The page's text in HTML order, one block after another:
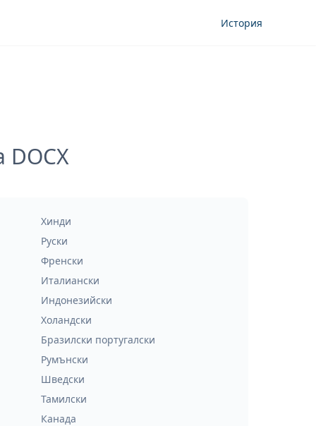
История
Хинди
Руски
Френски
Италиански
Индонезийски
Холандски
Бразилски португалски
Румънски
Шведски
Тамилски
Канада